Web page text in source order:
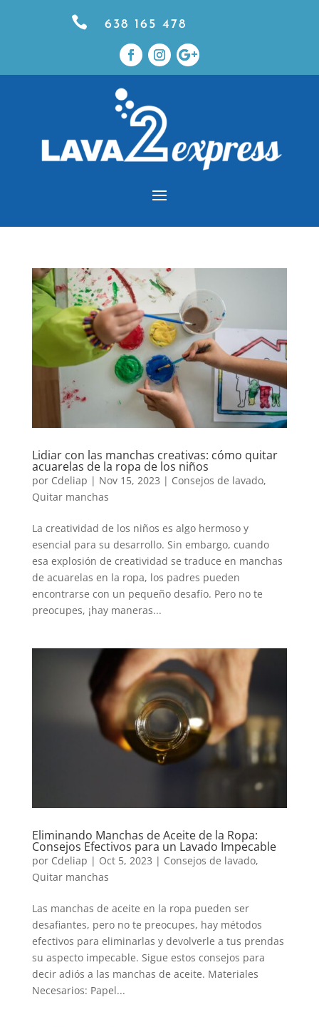
 638 165 478
Lidiar con las manchas creativas: cómo quitar
acuarelas de la ropa de los niños
por Cdeliap | Nov 15, 2023 | Consejos de lavado,
Quitar manchas
La creatividad de los niños es algo hermoso y
esencial para su desarrollo. Sin embargo, cuando
esa explosión de creatividad se traduce en manchas
de acuarelas en la ropa, los padres pueden
encontrarse con un pequeño desafío. Pero no te
preocupes, ¡hay maneras...
Eliminando Manchas de Aceite de la Ropa:
Consejos Efectivos para un Lavado Impecable
por Cdeliap | Oct 5, 2023 | Consejos de lavado,
Quitar manchas
Las manchas de aceite en la ropa pueden ser
desafiantes, pero no te preocupes, hay métodos
efectivos para eliminarlas y devolverle a tus prendas
su aspecto impecable. Sigue estos consejos para
decir adiós a las manchas de aceite. Materiales
Necesarios: Papel...